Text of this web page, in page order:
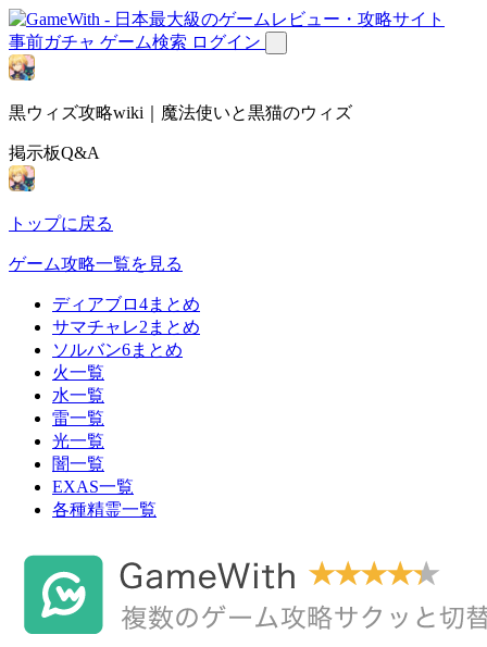
事前ガチャ ゲーム検索 ログイン
黒ウィズ攻略wiki｜魔法使いと黒猫のウィズ
掲示板Q&A
トップに戻る
ゲーム攻略一覧を見る
ディアブロ4まとめ
サマチャレ2まとめ
ソルバン6まとめ
火一覧
水一覧
雷一覧
光一覧
闇一覧
EXAS一覧
各種精霊一覧